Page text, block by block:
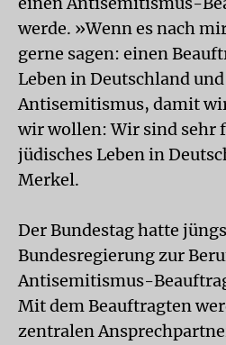
werde. »Wenn es nach
gerne sagen: einen
Leben in Deutschland
Antisemitismus, damit
wir wollen: Wir sind sehr
jüdisches Leben in
Merkel.
Der Bundestag hatte
Bundesregierung zur
Antisemitismus-
Mit dem Beauftragten
zentralen